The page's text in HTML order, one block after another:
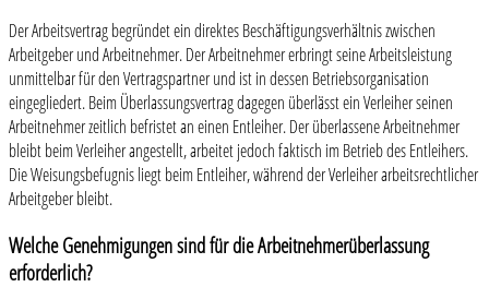
Der Arbeitsvertrag begründet ein direktes Beschäftigungsverhältnis zwischen
Arbeitgeber und Arbeitnehmer. Der Arbeitnehmer erbringt seine Arbeitsleistung
unmittelbar für den Vertragspartner und ist in dessen Betriebsorganisation
eingegliedert. Beim Überlassungsvertrag dagegen überlässt ein Verleiher seinen
Arbeitnehmer zeitlich befristet an einen Entleiher. Der überlassene Arbeitnehmer
bleibt beim Verleiher angestellt, arbeitet jedoch faktisch im Betrieb des Entleihers.
Die Weisungsbefugnis liegt beim Entleiher, während der Verleiher arbeitsrechtlicher
Arbeitgeber bleibt.
Welche Genehmigungen sind für die Arbeitnehmerüberlassung
erforderlich?